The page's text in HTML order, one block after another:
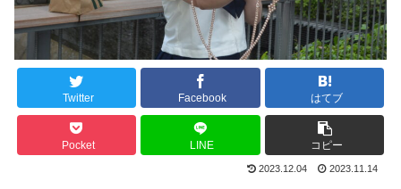
Twitter Facebook はてブ
Pocket LINE コピー
2023.12.04 2023.11.14